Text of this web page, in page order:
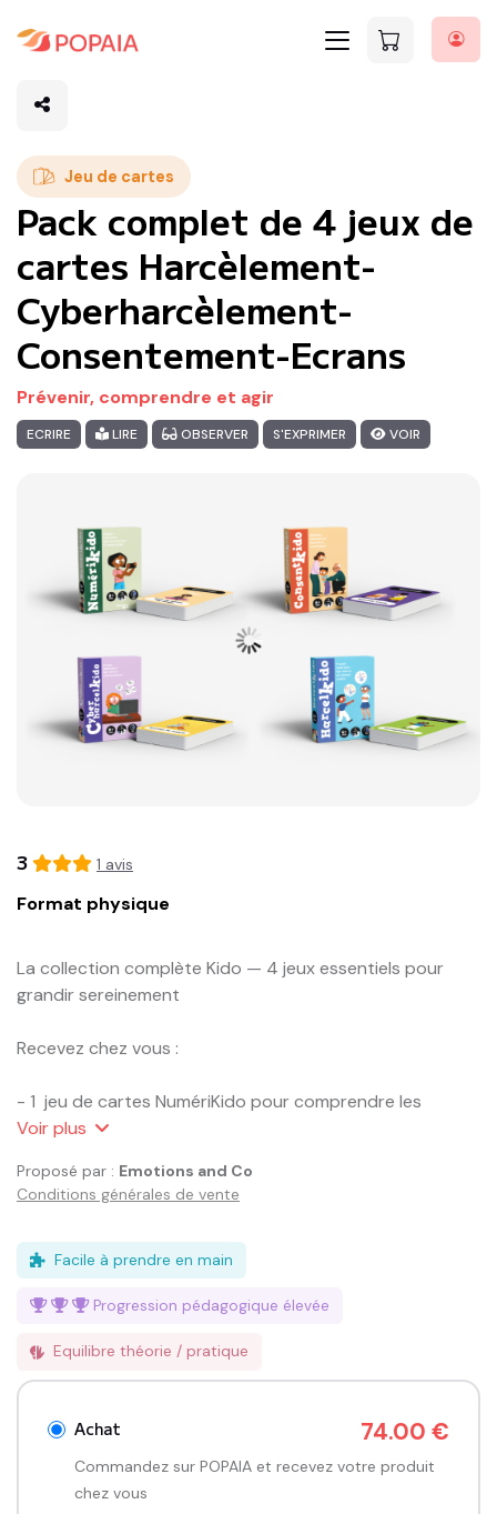
Jeu de cartes
Pack complet de 4 jeux de
cartes Harcèlement-
Cyberharcèlement-
Consentement-Ecrans
Prévenir, comprendre et agir
ECRIRE LIRE OBSERVER S'EXPRIMER VOIR
3 1 avis
Format physique
La collection complète Kido — 4 jeux essentiels pour
grandir sereinement
Recevez chez vous :
- 1  jeu de cartes NumériKido pour comprendre les
écrans et les réseaux sociaux
- 1 jeu de cartes HarcelKido pour prévenir et agir face au
harcèlement scolaire
- 1 jeu de cartes ConsentKido pour apprendre et faire
- 1 jeu de cartes CyberharcelKido pour comprendre et se
4 outils ludopédagogiques pour 4 sujets essentiels.
1 seul pack pour ouvrir tous les dialogues — en famille, en
classe ou en accompagnement professionnel.
Voirplus
Proposé par : Emotions and Co
Conditions générales de vente
Facile à prendre en main
Progression pédagogique élevée
Equilibre théorie / pratique
Achat 74.00 €
Commandez sur POPAIA et recevez votre produit
chez vous